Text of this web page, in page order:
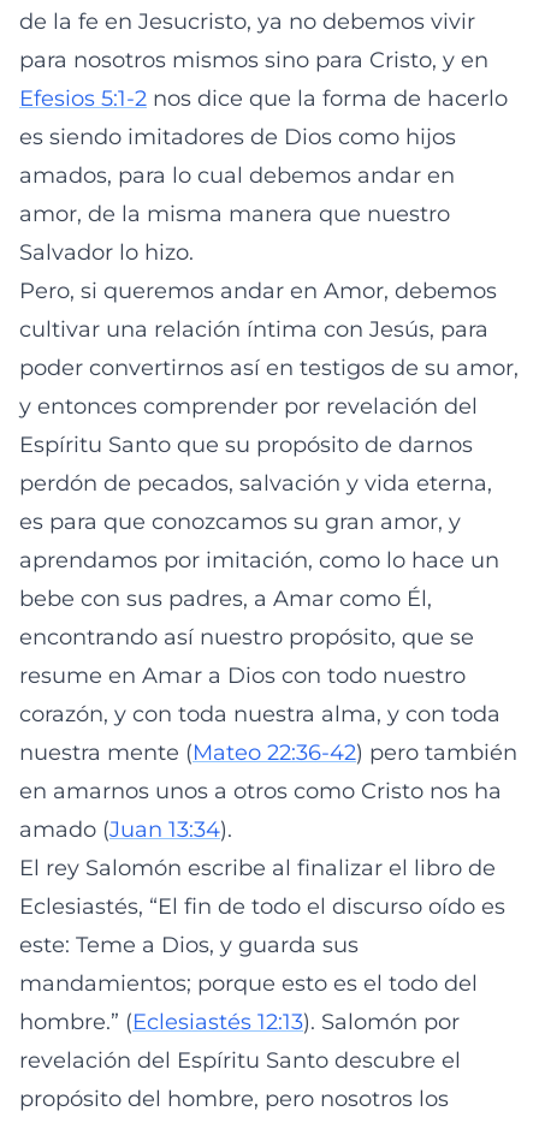
de la fe en Jesucristo, ya no debemos vivir
para nosotros mismos sino para Cristo, y en
Efesios 5:1-2 nos dice que la forma de hacerlo
es siendo imitadores de Dios como hijos
amados, para lo cual debemos andar en
amor, de la misma manera que nuestro
Salvador lo hizo.
Pero, si queremos andar en Amor, debemos
cultivar una relación íntima con Jesús, para
poder convertirnos así en testigos de su amor,
y entonces comprender por revelación del
Espíritu Santo que su propósito de darnos
perdón de pecados, salvación y vida eterna,
es para que conozcamos su gran amor, y
aprendamos por imitación, como lo hace un
bebe con sus padres, a Amar como Él,
encontrando así nuestro propósito, que se
resume en Amar a Dios con todo nuestro
corazón, y con toda nuestra alma, y con toda
nuestra mente (Mateo 22:36-42) pero también
en amarnos unos a otros como Cristo nos ha
amado (Juan 13:34).
El rey Salomón escribe al finalizar el libro de
Eclesiastés, “El fin de todo el discurso oído es
este: Teme a Dios, y guarda sus
mandamientos; porque esto es el todo del
hombre.” (Eclesiastés 12:13). Salomón por
revelación del Espíritu Santo descubre el
propósito del hombre, pero nosotros los